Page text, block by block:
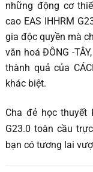
những động cơ
cao EAS IHHRM
gia độc quyền mà
văn hoá ĐÔNG -
thành quả của
khác biệt.
Cha đẻ học thuyết
G23.0 toàn cầu
bạn có tương lai